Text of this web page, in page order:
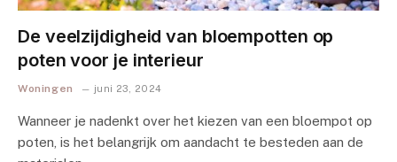
De veelzijdigheid van bloempotten op
poten voor je interieur
Woningen juni 23, 2024
Wanneer je nadenkt over het kiezen van een bloempot op
poten, is het belangrijk om aandacht te besteden aan de